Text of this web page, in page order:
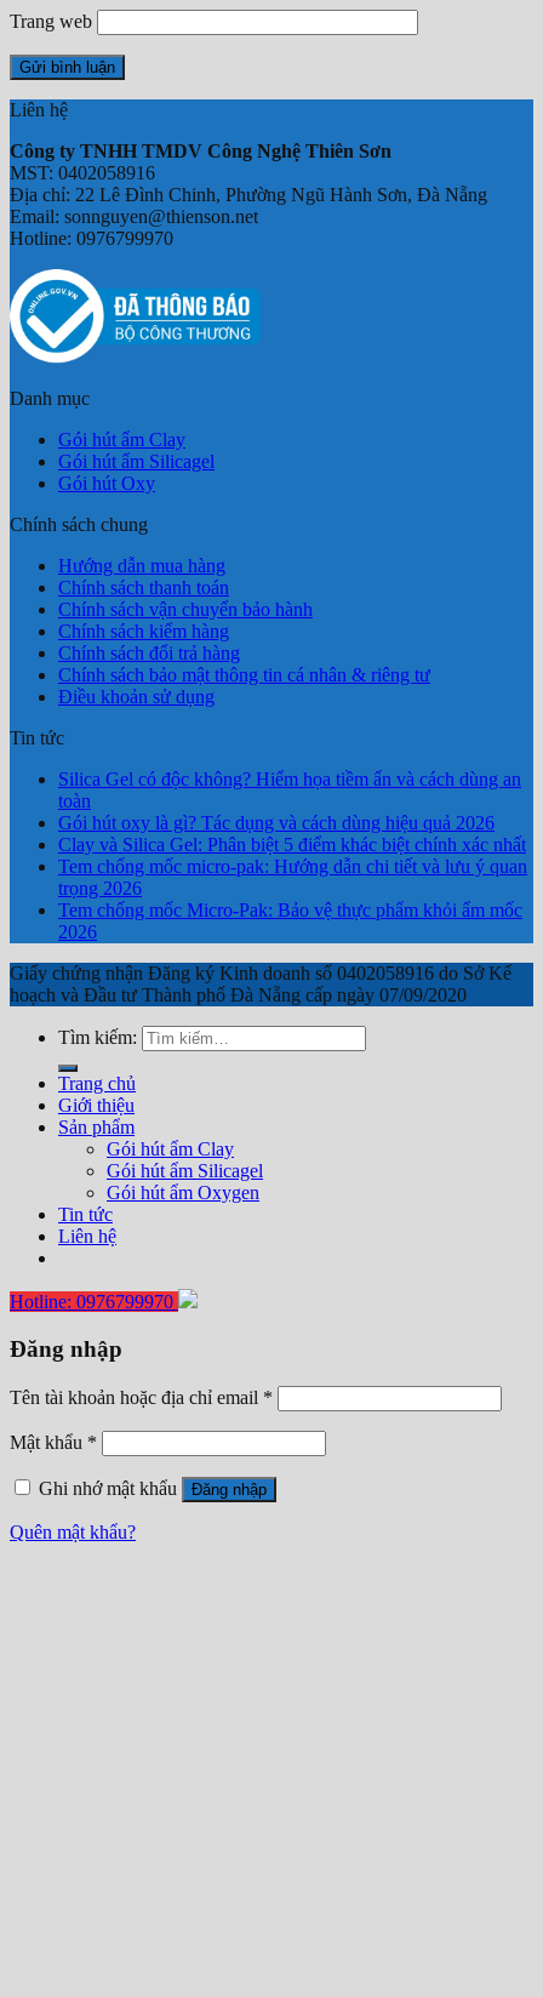
Trang web
Liên hệ
Công ty TNHH TMDV Công Nghệ Thiên Sơn
MST: 0402058916
Địa chỉ: 22 Lê Đình Chinh, Phường Ngũ Hành Sơn, Đà Nẵng
Email: sonnguyen@thienson.net
Hotline: 0976799970
Danh mục
Gói hút ẩm Clay
Gói hút ẩm Silicagel
Gói hút Oxy
Chính sách chung
Hướng dẫn mua hàng
Chính sách thanh toán
Chính sách vận chuyển bảo hành
Chính sách kiểm hàng
Chính sách đổi trả hàng
Chính sách bảo mật thông tin cá nhân & riêng tư
Điều khoản sử dụng
Tin tức
Silica Gel có độc không? Hiểm họa tiềm ẩn và cách dùng an
toàn
Gói hút oxy là gì? Tác dụng và cách dùng hiệu quả 2026
Clay và Silica Gel: Phân biệt 5 điểm khác biệt chính xác nhất
Tem chống mốc micro-pak: Hướng dẫn chi tiết và lưu ý quan
trọng 2026
Tem chống mốc Micro-Pak: Bảo vệ thực phẩm khỏi ẩm mốc
2026
Giấy chứng nhận Đăng ký Kinh doanh số 0402058916 do Sở Kế
hoạch và Đầu tư Thành phố Đà Nẵng cấp ngày 07/09/2020
Tìm kiếm:
Trang chủ
Giới thiệu
Sản phẩm
Gói hút ẩm Clay
Gói hút ẩm Silicagel
Gói hút ẩm Oxygen
Tin tức
Liên hệ
Hotline: 0976799970
Đăng nhập
Tên tài khoản hoặc địa chỉ email *
Mật khẩu *
Ghi nhớ mật khẩu Đăng nhập
Quên mật khẩu?